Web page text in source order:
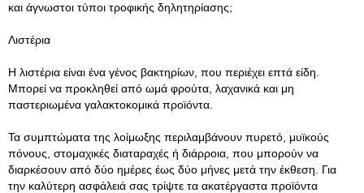
και άγνωστοι τύποι τροφικής δηλητηρίασης;
Λιστέρια
Η λιστέρια είναι ένα γένος βακτηρίων, που περιέχει επτά είδη.
Μπορεί να προκληθεί από ωμά φρούτα, λαχανικά και μη
παστεριωμένα γαλακτοκομικά προϊόντα.
Τα συμπτώματα της λοίμωξης περιλαμβάνουν πυρετό, μυϊκούς
πόνους, στομαχικές διαταραχές ή διάρροια, που μπορούν να
διαρκέσουν από δύο ημέρες έως δύο μήνες μετά την έκθεση. Για
την καλύτερη ασφάλειά σας τρίψτε τα ακατέργαστα προϊόντα